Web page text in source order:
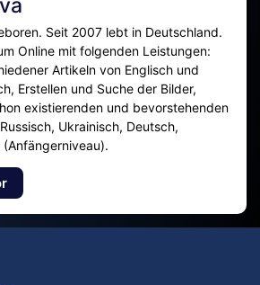
Seit 2007 lebt in Deutschland.
Online mit folgenden Leistungen:
Artikeln von Englisch und
Erstellen und Suche der Bilder,
existierenden und bevorstehenden
Ukrainisch, Deutsch,